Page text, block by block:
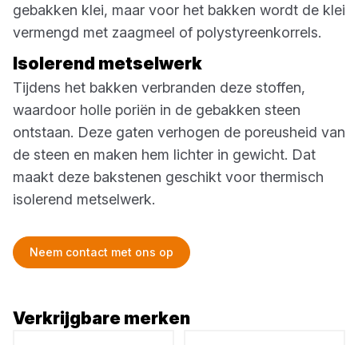
gebakken klei, maar voor het bakken wordt de klei
vermengd met zaagmeel of polystyreenkorrels.
Isolerend metselwerk
Tijdens het bakken verbranden deze stoffen,
waardoor holle poriën in de gebakken steen
ontstaan. Deze gaten verhogen de poreusheid van
de steen en maken hem lichter in gewicht. Dat
maakt deze bakstenen geschikt voor thermisch
isolerend metselwerk.
Neem contact met ons op
Verkrijgbare merken